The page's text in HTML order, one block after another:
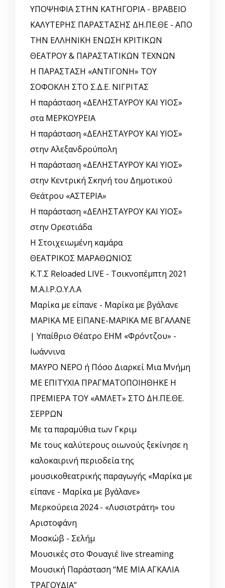
ΥΠΟΨΗΦΙΑ ΣΤΗΝ ΚΑΤΗΓΟΡΙΑ - ΒΡΑΒΕΙΟ
ΚΑΛΥΤΕΡΗΣ ΠΑΡΑΣΤΑΣΗΣ ΔΗ.ΠΕ.ΘΕ - ΑΠΟ
ΤΗΝ ΕΛΛΗΝΙΚΗ ΕΝΩΣΗ ΚΡΙΤΙΚΩΝ
ΘΕΑΤΡΟΥ & ΠΑΡΑΣΤΑΤΙΚΩΝ ΤΕΧΝΩΝ
Η ΠΑΡΑΣΤΑΣΗ «ΑΝΤΙΓΟΝΗ» ΤΟΥ
ΣΟΦΟΚΛΗ ΣΤΟ Σ.Δ.Ε. ΝΙΓΡΙΤΑΣ
Η παράσταση «ΔΕΛΗΣΤΑΥΡΟΥ ΚΑΙ ΥΙΟΣ»
στα ΜΕΡΚΟΥΡΕΙΑ
Η παράσταση «ΔΕΛΗΣΤΑΥΡΟΥ ΚΑΙ ΥΙΟΣ»
στην Αλεξανδρούπολη
Η παράσταση «ΔΕΛΗΣΤΑΥΡΟΥ ΚΑΙ ΥΙΟΣ»
στην Κεντρική Σκηνή του Δημοτικού
Θεάτρου «ΑΣΤΕΡΙΑ»
Η παράσταση «ΔΕΛΗΣΤΑΥΡΟΥ ΚΑΙ ΥΙΟΣ»
στην Ορεστιάδα
Η Στοιχειωμένη καμάρα
ΘΕΑΤΡΙΚΟΣ ΜΑΡΑΘΩΝΙΟΣ
Κ.Τ.Σ Reloaded LIVE - Τσικνοπέμπτη 2021
Μ.Α.Ι.Ρ.Ο.Υ.Λ.Α
Μαρίκα με είπανε - Μαρίκα με βγάλανε
ΜΑΡΙΚΑ ΜΕ ΕΙΠΑΝΕ-ΜΑΡΙΚΑ ΜΕ ΒΓΑΛΑΝΕ
| Υπαίθριο Θέατρο ΕΗΜ «Φρόντζου» -
Ιωάννινα
ΜΑΥΡΟ ΝΕΡΟ ή Πόσο Διαρκεί Μια Μνήμη
ΜΕ ΕΠΙΤΥΧΙΑ ΠΡΑΓΜΑΤΟΠΟΙΗΘΗΚΕ Η
ΠΡΕΜΙΕΡΑ ΤΟΥ «ΑΜΛΕΤ» ΣΤΟ ΔΗ.ΠΕ.ΘΕ.
ΣΕΡΡΩΝ
Με τα παραμύθια των Γκριμ
Με τους καλύτερους οιωνούς ξεκίνησε η
καλοκαιρινή περιοδεία της
μουσικοθεατρικής παραγωγής «Μαρίκα με
είπανε - Μαρίκα με βγάλανε»
Μερκούρεια 2024 - «Λυσιστράτη» του
Αριστοφάνη
Μοσκώβ - Σελήμ
Μουσικές στο Φουαγιέ live streaming
Μουσική Παράσταση “ΜΕ ΜΙΑ ΑΓΚΑΛΙΑ
ΤΡΑΓΟΥΔΙΑ”